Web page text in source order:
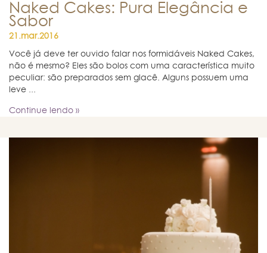
Naked Cakes: Pura Elegância e
Sabor
21.mar.2016
Você já deve ter ouvido falar nos formidáveis Naked Cakes,
não é mesmo? Eles são bolos com uma característica muito
peculiar: são preparados sem glacê. Alguns possuem uma
leve ...
Continue lendo »